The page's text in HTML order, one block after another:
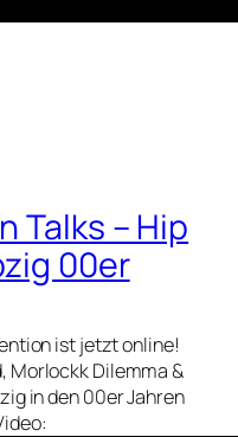
Talks – Hip
00er
ist jetzt online!
Morlockk Dilemma &
in den 00er Jahren